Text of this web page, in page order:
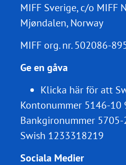
MIFF Sverige, c/o MIFF
Mjøndalen, Norway
MIFF org. nr.502086-
Ge en gåva
Klicka här för att
Kontonummer 5146-10
Bankgironummer
Swish 1233318219
Sociala Medier